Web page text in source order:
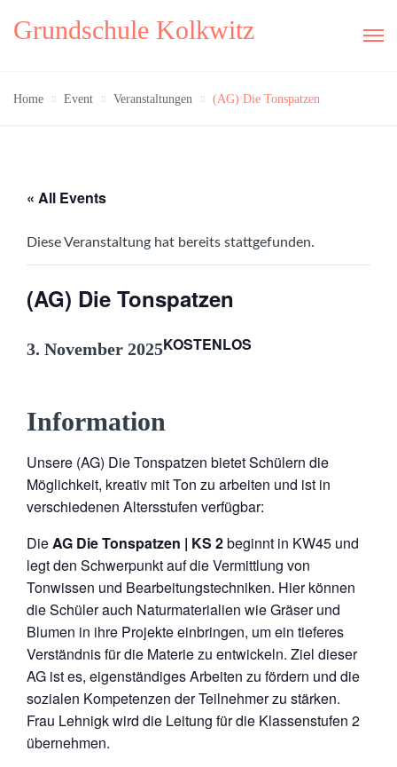
Grundschule Kolkwitz
Home Event Veranstaltungen (AG) Die Tonspatzen
« All Events
Diese Veranstaltung hat bereits stattgefunden.
(AG) Die Tonspatzen
3. November 2025KOSTENLOS
Information
Unsere (AG) Die Tonspatzen bietet Schülern die
Möglichkeit, kreativ mit Ton zu arbeiten und ist in
verschiedenen Altersstufen verfügbar:
DieAG Die Tonspatzen | KS 2beginnt in KW45 und
legt den Schwerpunkt auf die Vermittlung von
Tonwissen und Bearbeitungstechniken. Hier können
die Schüler auch Naturmaterialien wie Gräser und
Blumen in ihre Projekte einbringen, um ein tieferes
Verständnis für die Materie zu entwickeln. Ziel dieser
AG ist es, eigenständiges Arbeiten zu fördern und die
sozialen Kompetenzen der Teilnehmer zu stärken.
Frau Lehnigk wird die Leitung für die Klassenstufen 2
übernehmen.